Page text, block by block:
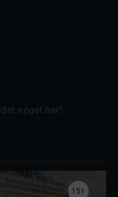
noget her!
151